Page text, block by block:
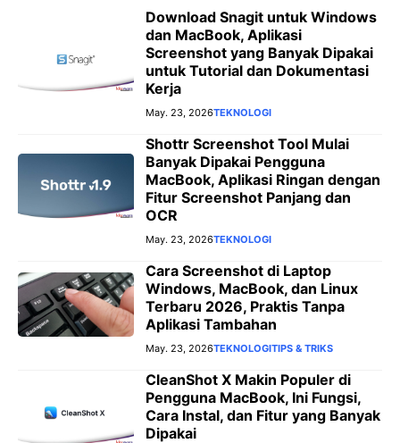
Download Snagit untuk Windows
dan MacBook, Aplikasi
Screenshot yang Banyak Dipakai
untuk Tutorial dan Dokumentasi
Kerja
May. 23, 2026TEKNOLOGI
Shottr Screenshot Tool Mulai
Banyak Dipakai Pengguna
MacBook, Aplikasi Ringan dengan
Fitur Screenshot Panjang dan
OCR
May. 23, 2026TEKNOLOGI
Cara Screenshot di Laptop
Windows, MacBook, dan Linux
Terbaru 2026, Praktis Tanpa
Aplikasi Tambahan
May. 23, 2026TEKNOLOGITIPS & TRIKS
CleanShot X Makin Populer di
Pengguna MacBook, Ini Fungsi,
Cara Instal, dan Fitur yang Banyak
Dipakai